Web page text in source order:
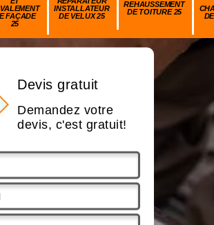
FAÇADE
25
INSTALLATEUR
DE VELUX 25
REHAUSSEMENT
DE TOITURE 25
Devis gratuit
Demandez votre
devis, c'est gratuit!